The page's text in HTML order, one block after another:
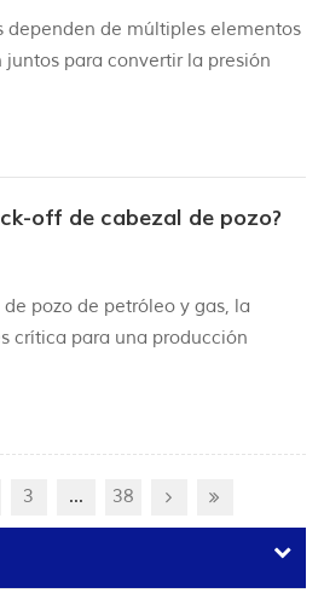
dependen de múltiples elementos
para convertir la presión
de vástago y sellos de pistón
de sellado más importantes,
ambos están diseñados para
off de cabezal de pozo?
pozo de petróleo y gas, la
crítica para una producción
un papel esencial al
garantizar un control confiable
un elemento de sellado
3 ... 38